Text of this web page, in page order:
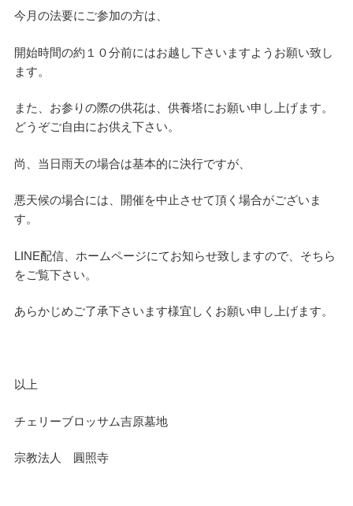
今月の法要にご参加の方は、
開始時間の約１０分前にはお越し下さいますようお願い致し
ます。
また、お参りの際の供花は、供養塔にお願い申し上げます。
どうぞご自由にお供え下さい。
尚、当日雨天の場合は基本的に決行ですが、
悪天候の場合には、開催を中止させて頂く場合がございま
す。
LINE配信、ホームページにてお知らせ致しますので、そちら
をご覧下さい。
あらかじめご了承下さいます様宜しくお願い申し上げます。
以上
チェリーブロッサム吉原墓地
宗教法人 圓照寺